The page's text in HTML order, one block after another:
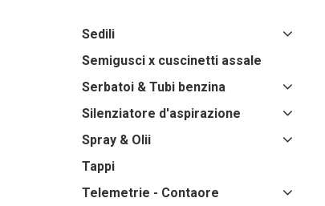
Sedili
Semigusci x cuscinetti assale
Serbatoi & Tubi benzina
Silenziatore d'aspirazione
Spray & Olii
Tappi
Telemetrie - Contaore